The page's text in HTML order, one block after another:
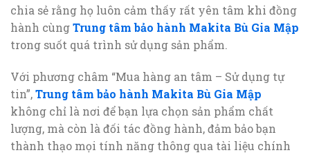
chia sẻ rằng họ luôn cảm thấy rất yên tâm khi đồng
hành cùngTrung tâm bảo hành Makita Bù Gia Mập
trong suốt quá trình sử dụng sản phẩm.
Với phương châm “Mua hàng an tâm – Sử dụng tự
tin”,Trung tâm bảo hành Makita Bù Gia Mập
không chỉ là nơi để bạn lựa chọn sản phẩm chất
lượng, mà còn là đối tác đồng hành, đảm bảo bạn
thành thạo mọi tính năng thông qua tài liệu chính